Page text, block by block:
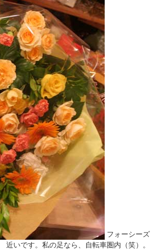
フォーシーズ
いです。私の足なら、自転車圏内（笑）。